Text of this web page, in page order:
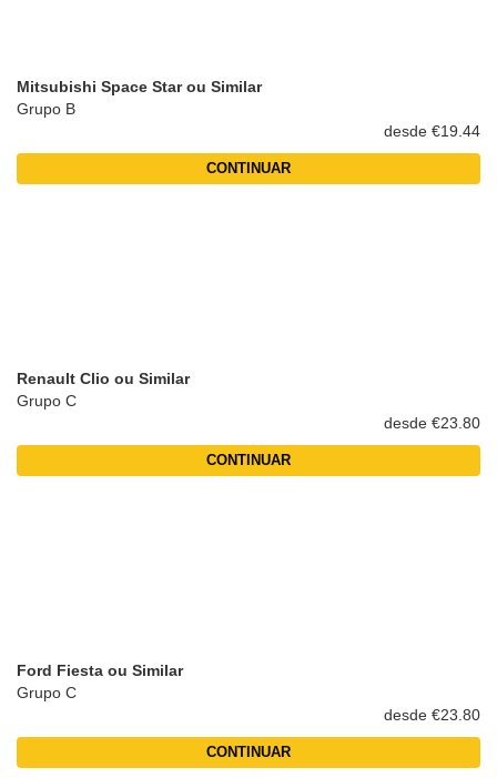
Mitsubishi Space Star ou Similar
Grupo B
desde €19.44
CONTINUAR
Renault Clio ou Similar
Grupo C
desde €23.80
CONTINUAR
Ford Fiesta ou Similar
Grupo C
desde €23.80
CONTINUAR